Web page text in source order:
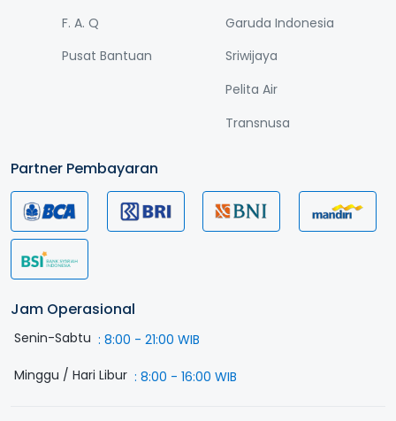
F. A. Q
Pusat Bantuan
Garuda Indonesia
Sriwijaya
Pelita Air
Transnusa
Partner Pembayaran
Jam Operasional
Senin-Sabtu : 8:00 - 21:00 WIB
Minggu / Hari Libur : 8:00 - 16:00 WIB